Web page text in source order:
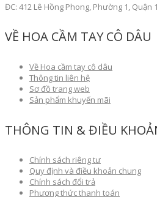
ĐC: 412 Lê Hồng Phong, Phường 1, Quận
VỀ HOA CẦM TAY CÔ DÂU
Về Hoa cầm tay cô dâu
Thông tin liên hệ
Sơ đồ trang web
Sản phẩm khuyến mãi
THÔNG TIN & ĐIỀU
Chính sách riêng tư
Quy định và điều khoản chung
Chính sách đổi trả
Phương thức thanh toán